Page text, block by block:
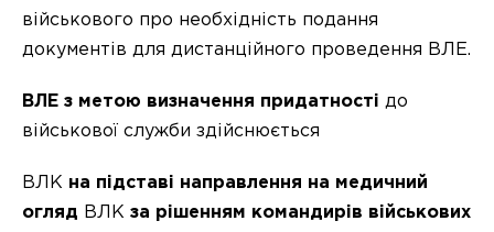
військового про необхідність подання
документів для дистанційного проведення ВЛЕ.
ВЛЕ з метою визначення придатності до
військової служби здійснюється
ВЛК на підставі направлення на медичний
огляд ВЛК за рішенням командирів військових